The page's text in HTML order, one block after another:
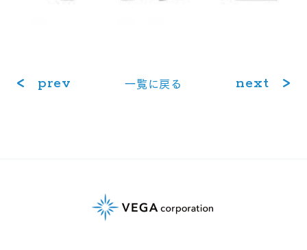
prev ⼀覧に戻る next